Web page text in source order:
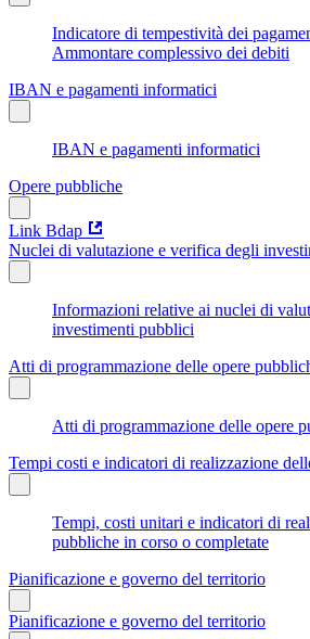
Indicatore di tempestività dei
Ammontare complessivo dei debiti
IBAN e pagamenti informatici
IBAN e pagamenti informatici
Opere pubbliche
Link Bdap
Nuclei di valutazione e verifica degli
Informazioni relative ai nuclei di
investimenti pubblici
Atti di programmazione delle opere
Atti di programmazione delle opere
Tempi costi e indicatori di realizzazione
Tempi, costi unitari e indicatori di
pubbliche in corso o completate
Pianificazione e governo del territorio
Pianificazione e governo del territorio